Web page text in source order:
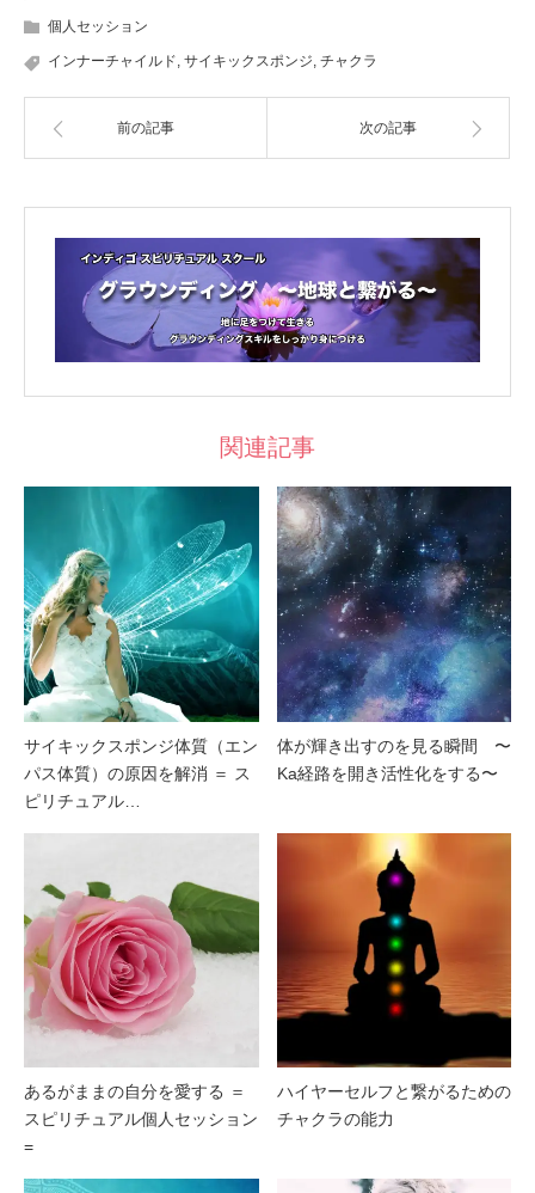
個人セッション
インナーチャイルド サイキックスポンジ チャクラ
前の記事 次の記事
関連記事
サイキックスポンジ体質（エン
パス体質）の原因を解消 ＝ ス
ピリチュアル…
体が輝き出すのを見る瞬間 〜
Ka経路を開き活性化をする〜
あるがままの自分を愛する ＝
スピリチュアル個人セッション
=
ハイヤーセルフと繋がるための
チャクラの能力